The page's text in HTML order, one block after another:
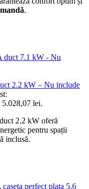
.
2.2 kW – Nu include
5.028,07 lei.
2.2 kW oferă
pentru spații
inclusă.